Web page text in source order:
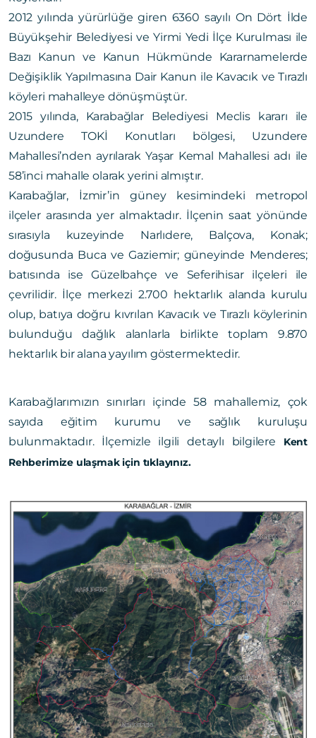
2012 yılında yürürlüğe giren 6360 sayılı On Dört İlde
Büyükşehir Belediyesi ve Yirmi Yedi İlçe Kurulması ile
Bazı Kanun ve Kanun Hükmünde Kararnamelerde
Değişiklik Yapılmasına Dair Kanun ile Kavacık ve Tırazlı
köyleri mahalleye dönüşmüştür.
2015 yılında, Karabağlar Belediyesi Meclis kararı ile
Uzundere TOKİ Konutları bölgesi, Uzundere
Mahallesi’nden ayrılarak Yaşar Kemal Mahallesi adı ile
58’inci mahalle olarak yerini almıştır.
Karabağlar, İzmir’in güney kesimindeki metropol
ilçeler arasında yer almaktadır. İlçenin saat yönünde
sırasıyla kuzeyinde Narlıdere, Balçova, Konak;
doğusunda Buca ve Gaziemir; güneyinde Menderes;
batısında ise Güzelbahçe ve Seferihisar ilçeleri ile
çevrilidir. İlçe merkezi 2.700 hektarlık alanda kurulu
olup, batıya doğru kıvrılan Kavacık ve Tırazlı köylerinin
bulunduğu dağlık alanlarla birlikte toplam 9.870
hektarlık bir alana yayılım göstermektedir.
Karabağlarımızın sınırları içinde 58 mahallemiz, çok
sayıda eğitim kurumu ve sağlık kuruluşu
bulunmaktadır. İlçemizle ilgili detaylı bilgilere
Kent
Rehberimize ulaşmak için tıklayınız.